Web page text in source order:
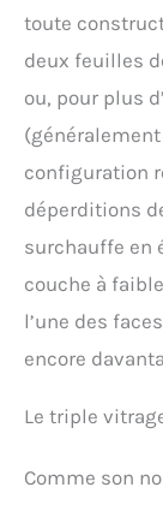
toute
deux feuilles
ou, pour plus
(généralement
configuration
déperditions
surchauffe en
couche à
l’une des
encore
Le triple
Comme son